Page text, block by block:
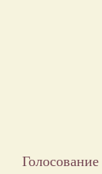
Голосование